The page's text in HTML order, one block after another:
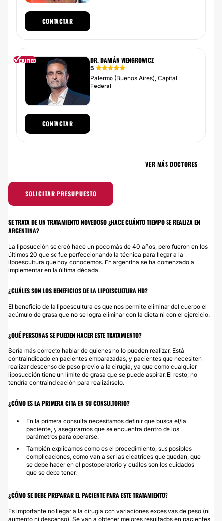
CONTACTAR
DR. DAMIÁN WENGROWICZ
5
Palermo (Buenos Aires), Capital
Federal
CONTACTAR
VER MÁS DOCTORES
SOLICITAR PRESUPUESTO
SE TRATA DE UN TRATAMIENTO NOVEDOSO ¿HACE CUÁNTO TIEMPO SE REALIZA EN
ARGENTINA?
La liposucción se creó hace un poco más de 40 años, pero fueron en los
últimos 20 que se fue perfeccionando la técnica para llegar a la
lipoescultura que hoy conocemos. En argentina se ha comenzado a
implementar en la última década.
¿CUÁLES SON LOS BENEFICIOS DE LA LIPOESCULTURA HD?
El beneficio de la lipoescultura es que nos permite eliminar del cuerpo el
acúmulo de grasa que no se logra eliminar con la dieta ni con el ejercicio.
¿QUÉ PERSONAS SE PUEDEN HACER ESTE TRATAMIENTO?
Sería más correcto hablar de quienes no lo pueden realizar. Está
contraindicado en pacientes embarazadas, y pacientes que necesiten
realizar descenso de peso previo a la cirugía, ya que como cualquier
liposucción tiene un límite de grasa que se puede aspirar. El resto, no
tendría contraindicación para realizárselo.
¿CÓMO ES LA PRIMERA CITA EN SU CONSULTORIO?
En la primera consulta necesitamos definir que busca el/la
paciente, y asegurarnos que se encuentra dentro de los
parámetros para operarse.
También explicamos como es el procedimiento, sus posibles
complicaciones, como van a ser las cicatrices que quedan, que
se debe hacer en el postoperatorio y cuáles son los cuidados
que se debe tener.
¿CÓMO SE DEBE PREPARAR EL PACIENTE PARA ESTE TRATAMIENTO?
Es importante no llegar a la cirugía con variaciones excesivas de peso (ni
aumento ni descenso). Se van a obtener mejores resultados en pacientes